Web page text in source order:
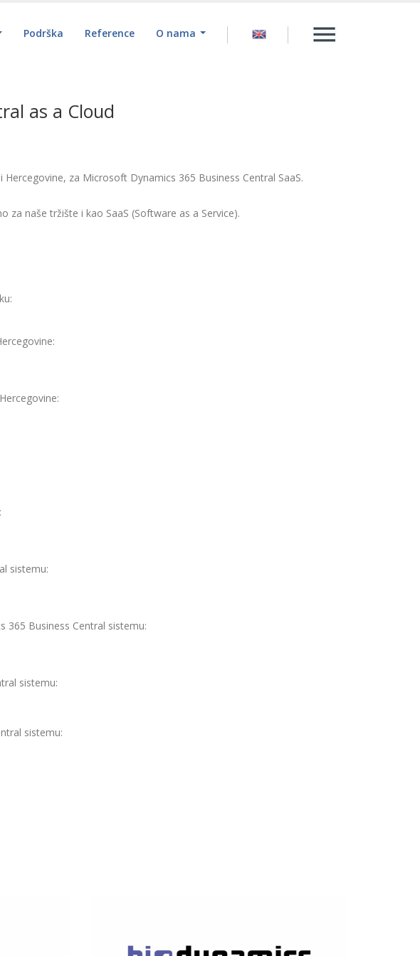
Podrška Reference O nama
as a Cloud
za Microsoft Dynamics 365 Business Central SaaS.
za naše tržište i kao SaaS (Software as a Service).
sistemu:
365 Business Central sistemu:
sistemu:
sistemu: